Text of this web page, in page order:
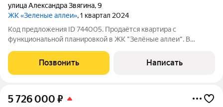
​улица Александра Звягина,9
ЖК «Зеленые аллеи», 1 квартал 2024
Код предложения ID 744005. Продаётся квартира с
функциональной планировкой в ЖК "Зелёные аллеи". В
15.8 кв. м. с нишей где можно разместить спальное
место.Жилой квартал находится в 10-ти
Позвонить Написать
5 726 000 ₽